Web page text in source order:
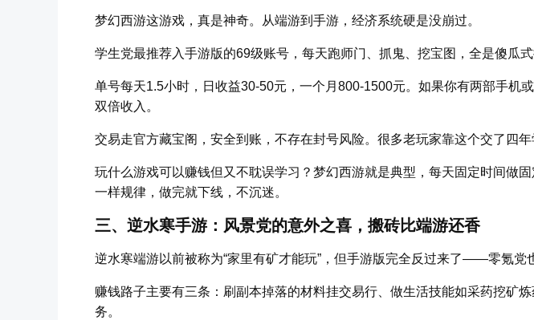
梦幻西游这游戏，真是神奇。从端游到手游，经济系统硬是没崩过。
学生党最推荐入手游版的69级账号，每天跑师门、抓鬼、挖宝图，全是傻瓜式
单号每天1.5小时，日收益30-50元，一个月800-1500元。如果你有两部手机
双倍收入。
交易走官方藏宝阁，安全到账，不存在封号风险。很多老玩家靠这个交了四年
玩什么游戏可以赚钱但又不耽误学习？梦幻西游就是典型，每天固定时间做
一样规律，做完就下线，不沉迷。
三、逆水寒手游：风景党的意外之喜，搬砖比端游还香
逆水寒端游以前被称为“家里有矿才能玩”，但手游版完全反过来了——零氪党
赚钱路子主要有三条：刷副本掉落的材料挂交易行、做生活技能如采药挖矿
务。